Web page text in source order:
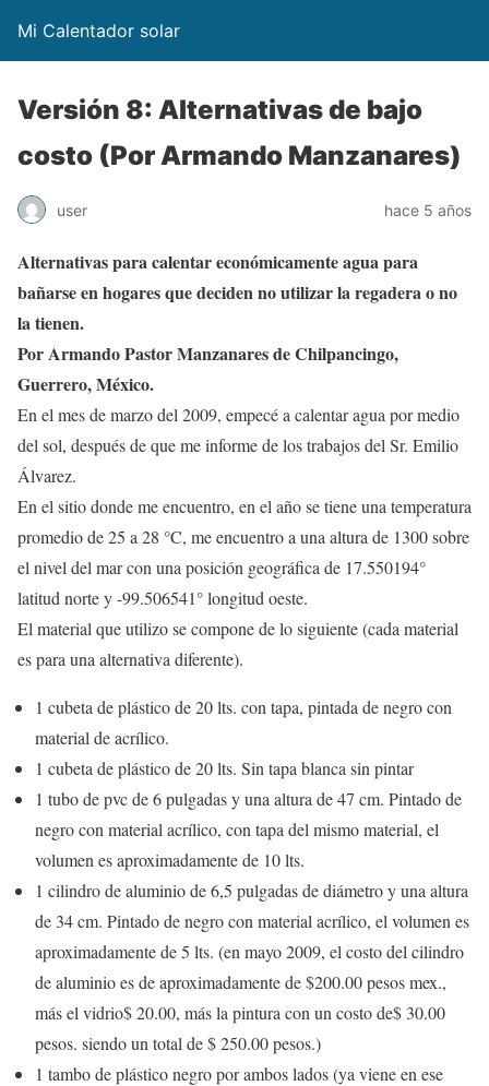
Mi Calentador solar
Versión 8: Alternativas de bajo
costo (Por Armando Manzanares)
user hace 5 años
Alternativas para calentar económicamente agua para
bañarse en hogares que deciden no utilizar la regadera o no
la tienen.
Por Armando Pastor Manzanares de Chilpancingo,
Guerrero, México.
En el mes de marzo del 2009, empecé a calentar agua por medio
del sol, después de que me informe de los trabajos del Sr. Emilio
Álvarez.
En el sitio donde me encuentro, en el año se tiene una temperatura
promedio de 25 a 28 °C, me encuentro a una altura de 1300 sobre
el nivel del mar con una posición geográfica de 17.550194°
latitud norte y -99.506541° longitud oeste.
El material que utilizo se compone de lo siguiente (cada material
es para una alternativa diferente).
1 cubeta de plástico de 20 lts. con tapa, pintada de negro con
material de acrílico.
1 cubeta de plástico de 20 lts. Sin tapa blanca sin pintar
1 tubo de pvc de 6 pulgadas y una altura de 47 cm. Pintado de
negro con material acrílico, con tapa del mismo material, el
volumen es aproximadamente de 10 lts.
1 cilindro de aluminio de 6,5 pulgadas de diámetro y una altura
de 34 cm. Pintado de negro con material acrílico, el volumen es
aproximadamente de 5 lts. (en mayo 2009, el costo del cilindro
de aluminio es de aproximadamente de $200.00 pesos mex.,
más el vidrio$ 20.00, más la pintura con un costo de$ 30.00
pesos. siendo un total de $ 250.00 pesos.)
1 tambo de plástico negro por ambos lados (ya viene en ese